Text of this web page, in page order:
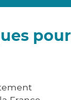
pour